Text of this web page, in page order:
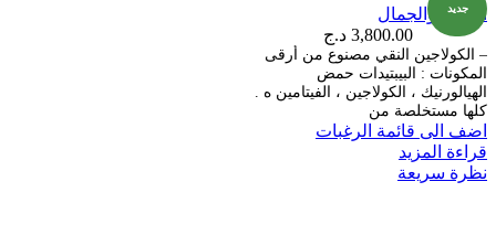
جديد
الصحة والجمال
3,800.00 د.ج
– الكولاجين النقي مصنوع من أرقى
المكونات : البيبتيدات حمض
الهيالورنيك ، الكولاجين ، الفيتامين ه .
كلها مستخلصة من
اضف الى قائمة الرغبات
قراءة المزيد
نظرة سريعة